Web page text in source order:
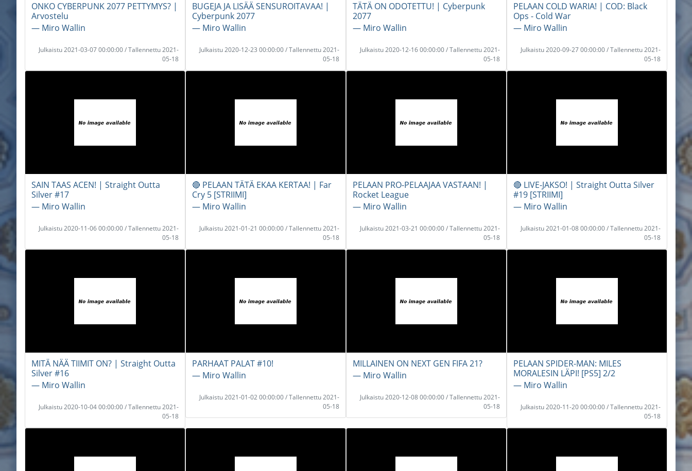
ONKO CYBERPUNK 2077 PETTYMYS? |
Arvostelu
― Miro Wallin
Julkaistu 2021-03-07 00:00:00 / Tallennettu 2021-
05-18
BUGEJA JA LISÄÄ SENSUROITAVAA! |
Cyberpunk 2077
― Miro Wallin
Julkaistu 2020-12-23 00:00:00 / Tallennettu 2021-
05-18
TÄTÄ ON ODOTETTU! | Cyberpunk
2077
― Miro Wallin
Julkaistu 2020-12-16 00:00:00 / Tallennettu 2021-
05-18
PELAAN COLD WARIA! | COD: Black
Ops - Cold War
― Miro Wallin
Julkaistu 2020-09-27 00:00:00 / Tallennettu 2021-
05-18
SAIN TAAS ACEN! | Straight Outta
Silver #17
― Miro Wallin
Julkaistu 2020-11-06 00:00:00 / Tallennettu 2021-
05-18
🔴 PELAAN TÄTÄ EKAA KERTAA! | Far
Cry 5 [STRIIMI]
― Miro Wallin
Julkaistu 2021-01-21 00:00:00 / Tallennettu 2021-
05-18
PELAAN PRO-PELAAJAA VASTAAN! |
Rocket League
― Miro Wallin
Julkaistu 2021-03-21 00:00:00 / Tallennettu 2021-
05-18
🔴 LIVE-JAKSO! | Straight Outta Silver
#19 [STRIIMI]
― Miro Wallin
Julkaistu 2021-01-08 00:00:00 / Tallennettu 2021-
05-18
MITÄ NÄÄ TIIMIT ON? | Straight Outta
Silver #16
― Miro Wallin
Julkaistu 2020-10-04 00:00:00 / Tallennettu 2021-
05-18
PARHAAT PALAT #10!
― Miro Wallin
Julkaistu 2021-01-02 00:00:00 / Tallennettu 2021-
05-18
MILLAINEN ON NEXT GEN FIFA 21?
― Miro Wallin
Julkaistu 2020-12-08 00:00:00 / Tallennettu 2021-
05-18
PELAAN SPIDER-MAN: MILES
MORALESIN LÄPI! [PS5] 2/2
― Miro Wallin
Julkaistu 2020-11-20 00:00:00 / Tallennettu 2021-
05-18